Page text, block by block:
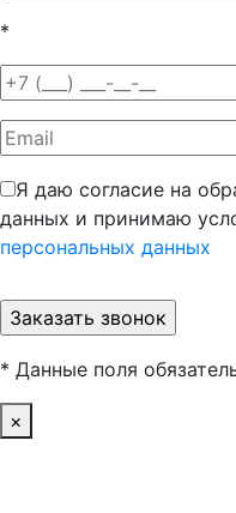
*
Я даю согласие на
данных и принимаю
персональных данных
* Данные поля
×